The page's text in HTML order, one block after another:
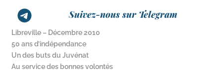
Suivez-nous sur Telegram
Libreville – Décembre 2010
50 ans d’indépendance
Un des buts du Juvénat
Au service des bonnes volontés